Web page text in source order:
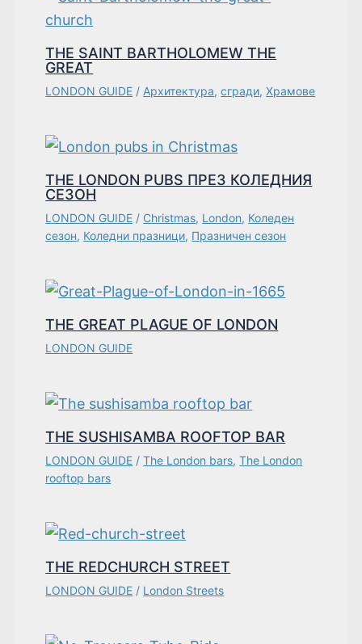
THE SAINT BARTHOLOMEW THE
GREAT
LONDON GUIDE /Архитектура,сгради,Храмове
THE LONDON PUBS ПРЕЗ КОЛЕДНИЯ
СЕЗОН
LONDON GUIDE / Christmas, London, Коледен
сезон, Коледни празници, Празничен сезон
THE GREAT PLAGUE OF LONDON
LONDON GUIDE
THE SUSHISAMBA ROOFTOP BAR
LONDON GUIDE /The London bars,The London
rooftop bars
THE REDCHURCH STREET
LONDON GUIDE / London Streets